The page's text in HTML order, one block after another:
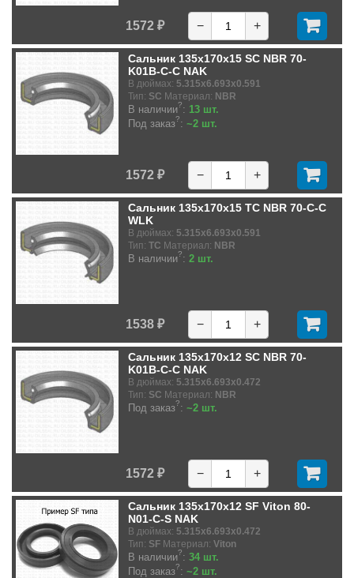
1572 ₽ − +
Сальник 135x170x15 SC NBR 70-
K01B-C-C NAK
В дюймах: 5.315x6.693x0.591
Тип: SC Материал: NBR
В наличии?: 13 шт.
Под заказ?: ~2 шт.
1572 ₽ − +
Сальник 135x170x15 TC NBR 70-C-C
WLK
В дюймах: 5.315x6.693x0.591
Тип: TC Материал: NBR
В наличии?: 2 шт.
1538 ₽ − +
Сальник 135x170x12 SC NBR 70-
K01B-C-C NAK
В дюймах: 5.315x6.693x0.472
Тип: SC Материал: NBR
Под заказ?: ~2 шт.
1572 ₽ − +
Сальник 135x170x12 SF Viton 80-
N01-C-S NAK
В дюймах: 5.315x6.693x0.472
Тип: SF Материал: Viton
В наличии?: 34 шт.
Под заказ?: ~2 шт.